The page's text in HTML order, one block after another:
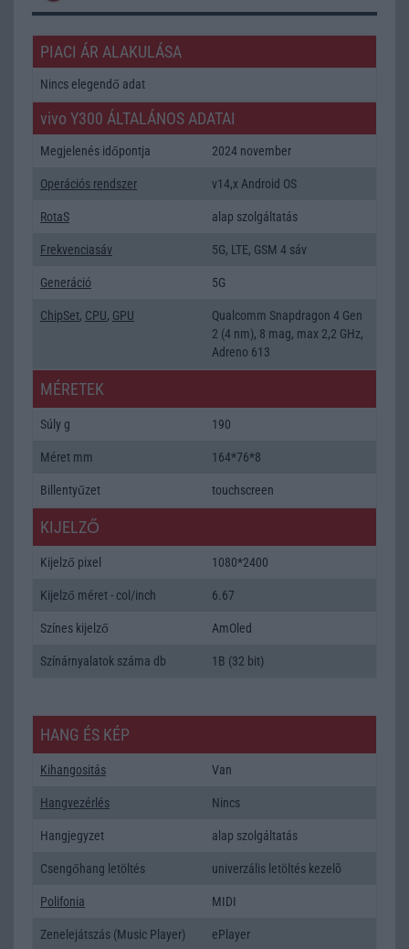
PIACI ÁR ALAKULÁSA
Nincs elegendő adat
vivo Y300 ÁLTALÁNOS ADATAI
Megjelenés időpontja 2024 november
Operációs rendszer v14,x Android OS
RotaS alap szolgáltatás
Frekvenciasáv 5G, LTE, GSM 4 sáv
Generáció 5G
ChipSet, CPU, GPU
Qualcomm Snapdragon 4 Gen
2 (4 nm), 8 mag, max 2,2 GHz,
Adreno 613
MÉRETEK
Súly g 190
Méret mm 164*76*8
Billentyűzet touchscreen
KIJELZŐ
Kijelző pixel 1080*2400
Kijelző méret - col/inch 6.67
Színes kijelző AmOled
Színárnyalatok száma db 1B (32 bit)
HANG ÉS KÉP
Kihangositás Van
Hangvezérlés Nincs
Hangjegyzet alap szolgáltatás
Csengőhang letöltés univerzális letöltés kezelõ
Polifonia MIDI
Zenelejátszás (Music Player) ePlayer